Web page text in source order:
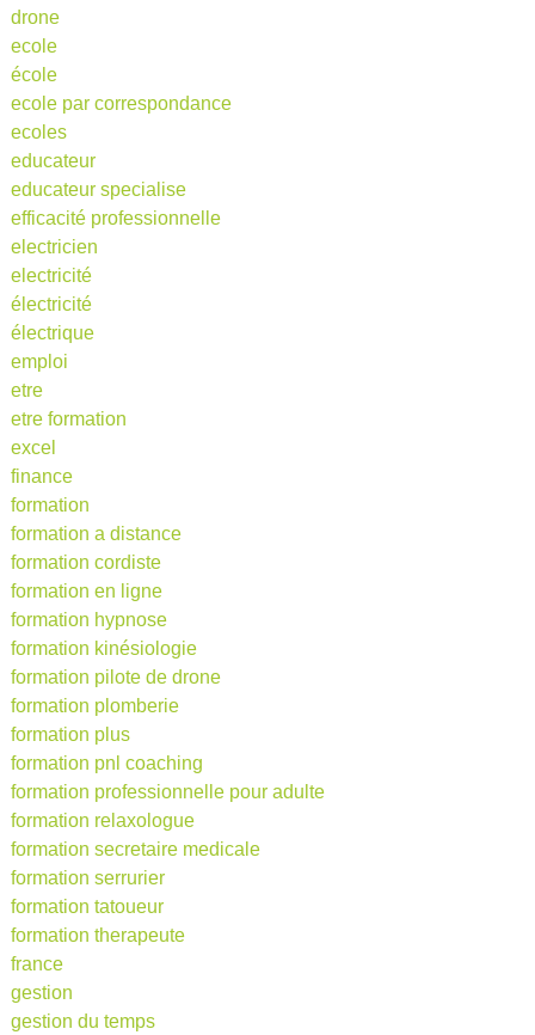
drone
ecole
école
ecole par correspondance
ecoles
educateur
educateur specialise
efficacité professionnelle
electricien
electricité
électricité
électrique
emploi
etre
etre formation
excel
finance
formation
formation a distance
formation cordiste
formation en ligne
formation hypnose
formation kinésiologie
formation pilote de drone
formation plomberie
formation plus
formation pnl coaching
formation professionnelle pour adulte
formation relaxologue
formation secretaire medicale
formation serrurier
formation tatoueur
formation therapeute
france
gestion
gestion du temps